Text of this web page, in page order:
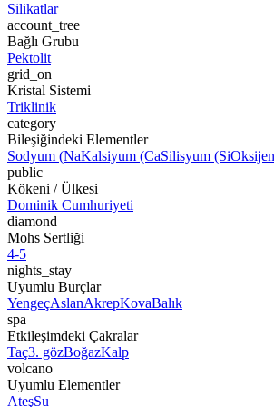
Silikatlar
account_tree
Bağlı Grubu
Pektolit
grid_on
Kristal Sistemi
Triklinik
category
Bileşiğindeki Elementler
Sodyum (NaKalsiyum (CaSilisyum (Si
public
Kökeni / Ülkesi
Dominik Cumhuriyeti
diamond
Mohs Sertliği
4-5
nights_stay
Uyumlu Burçlar
YengeçAslanAkrepKovaBalık
spa
Etkileşimdeki Çakralar
Taç3. gözBoğazKalp
volcano
Uyumlu Elementler
AteşSu